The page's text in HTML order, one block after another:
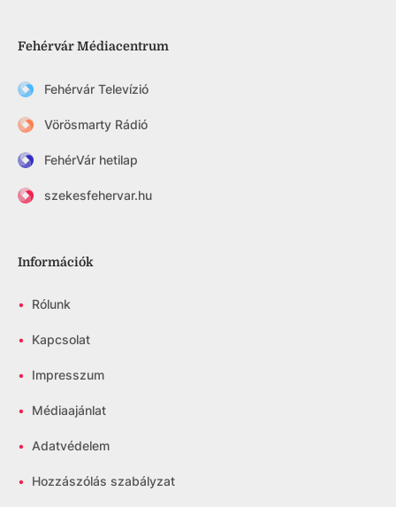
Fehérvár Médiacentrum
Fehérvár Televízió
Vörösmarty Rádió
FehérVár hetilap
szekesfehervar.hu
Információk
• Rólunk
• Kapcsolat
• Impresszum
• Médiaajánlat
• Adatvédelem
• Hozzászólás szabályzat